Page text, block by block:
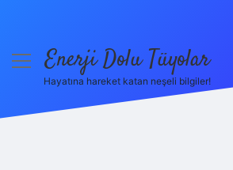
menüyüEnerji Dolu Tüyolar
Hayatına hareket katan neşeli bilgiler!